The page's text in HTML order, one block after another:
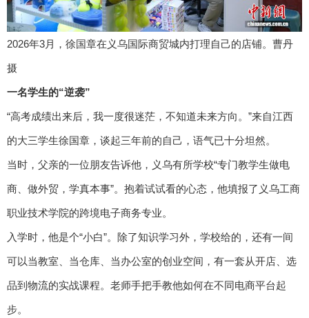
2026年3月，徐国章在义乌国际商贸城内打理自己的店铺。曹丹
摄
一名学生的“逆袭”
“高考成绩出来后，我一度很迷茫，不知道未来方向。”来自江西
的大三学生徐国章，谈起三年前的自己，语气已十分坦然。
当时，父亲的一位朋友告诉他，义乌有所学校“专门教学生做电
商、做外贸，学真本事”。抱着试试看的心态，他填报了义乌工商
职业技术学院的跨境电子商务专业。
入学时，他是个“小白”。除了知识学习外，学校给的，还有一间
可以当教室、当仓库、当办公室的创业空间，有一套从开店、选
品到物流的实战课程。老师手把手教他如何在不同电商平台起
步。